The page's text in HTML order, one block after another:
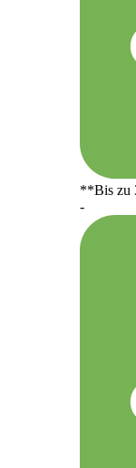
**Bis zu
-